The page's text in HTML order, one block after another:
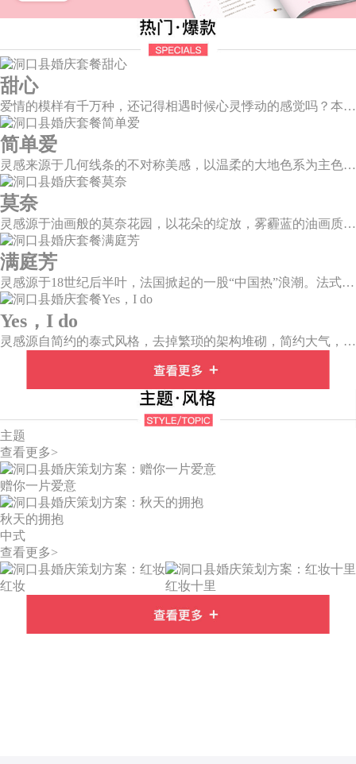
甜心
爱情的模样有千万种，还记得相遇时候心灵悸动的感觉吗？本场婚礼以恋人第一次的心动作为灵感设计，独家定制的爱心装置穿插在整场婚礼中，带给你初见时的心动美好。
简单爱
灵感来源于几何线条的不对称美感，以温柔的大地色系为主色调，空间上，利用几何线条进行完美切割，配以柔和色系的花艺点缀，构造了一个温馨柔和、清新复古的空间。
莫奈
灵感源于油画般的莫奈花园，以花朵的绽放，雾霾蓝的油画质感打造，簇拥着花房的精美花艺点缀。在这幽静美好的方寸之地，浪漫正在生长和蔓延，直至永恒。
满庭芳
灵感源于18世纪后半叶，法国掀起的一股“中国热”浪潮。法式华贵糅合了中国风，中西文化元素的精彩碰撞，打造一座绚烂的复古花园，让浪漫婚礼增添了一份优雅气质。
Yes，I do
灵感源自简约的泰式风格，去掉繁琐的架构堆砌，简约大气，雪山白与玛莎拉红的色彩碰撞，打造一种温馨明亮的感觉。
主题
查看更多>
赠你一片爱意
秋天的拥抱
中式
查看更多>
红妆 红妆十里